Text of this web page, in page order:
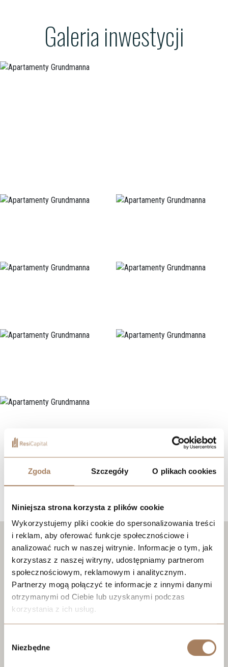
Zgoda Szczegóły O plikach cookies
Niniejsza strona korzysta z plików cookie
Wykorzystujemy pliki cookie do spersonalizowania treści
i reklam, aby oferować funkcje społecznościowe i
analizować ruch w naszej witrynie. Informacje o tym, jak
korzystasz z naszej witryny, udostępniamy partnerom
społecznościowym, reklamowym i analitycznym.
Partnerzy mogą połączyć te informacje z innymi danymi
otrzymanymi od Ciebie lub uzyskanymi podczas
korzystania z ich usług.
process your information.
zgody
Niezbędne
Galeria inwestycji
Lokalizacja